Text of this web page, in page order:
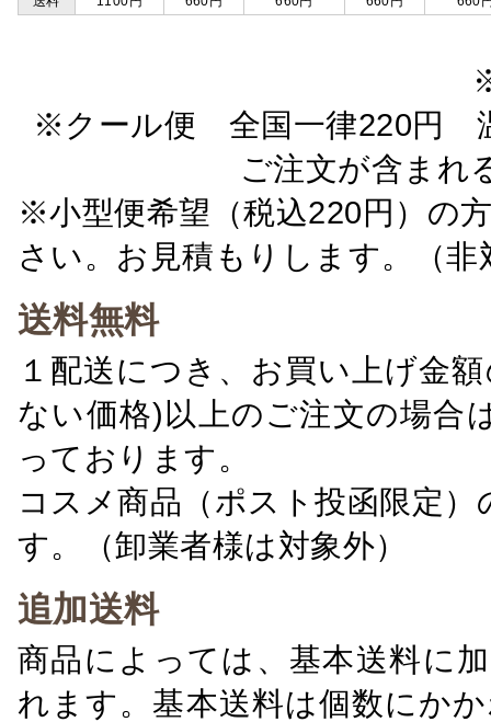
※クール便 全国一律220円
ご注文が含ま
※小型便希望（税込220円）の
さい。お見積もりします。（非
送料無料
１配送につき、お買い上げ金
ない価格)以上のご注文の場合
っております。
コスメ商品（ポスト投函限定
す。（卸業者様は対象外）
追加送料
商品によっては、基本送料に
れます。基本送料は個数にか